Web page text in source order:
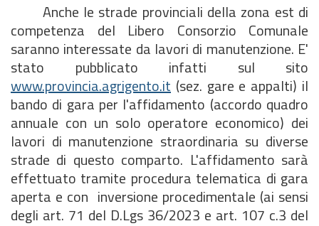
Anche le strade provinciali della zona est di
competenza del Libero Consorzio Comunale
saranno interessate da lavori di manutenzione. E'
stato pubblicato infatti sul sito
www.provincia.agrigento.it (sez. gare e appalti) il
bando di gara per l'affidamento (accordo quadro
annuale con un solo operatore economico) dei
lavori di manutenzione straordinaria su diverse
strade di questo comparto. L'affidamento sarà
effettuato tramite procedura telematica di gara
aperta e con inversione procedimentale (ai sensi
degli art. 71 del D.Lgs 36/2023 e art. 107 c.3 del